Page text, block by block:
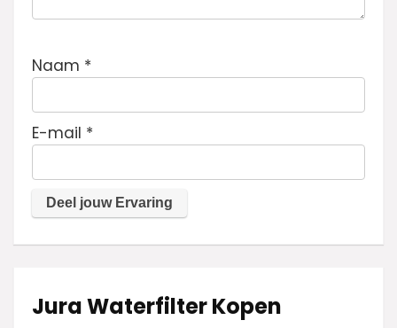
Naam *
E-mail *
Jura Waterfilter Kopen